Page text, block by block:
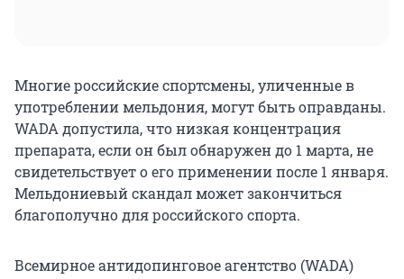
Многие российские спортсмены, уличенные в
употреблении мельдония, могут быть оправданы.
WADA допустила, что низкая концентрация
препарата, если он был обнаружен до 1 марта, не
свидетельствует о его применении после 1 января.
Мельдониевый скандал может закончиться
благополучно для российского спорта.
Всемирное антидопинговое агентство (WADA)